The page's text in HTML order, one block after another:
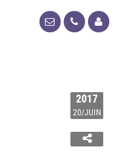
2017
20/JUIN